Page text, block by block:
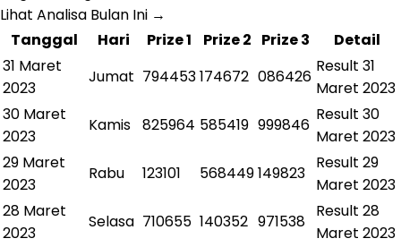
Lihat Analisa Bulan Ini →
Tanggal
Hari Prize 1 Prize 2 Prize 3
Detail
31 Maret
2023
Jumat 794453174672 086426
Result 31
Maret 2023
30 Maret
2023
Kamis 825964 585419 999846
Result 30
Maret 2023
29 Maret
2023
Rabu 123101 568449149823
Result 29
Maret 2023
28 Maret
2023
Selasa 710655 140352 971538
Result 28
Maret 2023